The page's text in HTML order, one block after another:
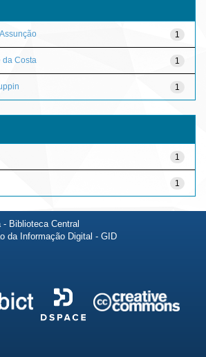
1
1
da Costa
1
1
1
Biblioteca Central
da Informação Digital - GID